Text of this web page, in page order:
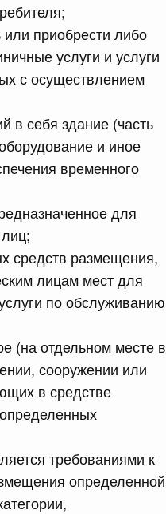
приобрести либо
услуги и услуги
с осуществлением
в себя здание (часть
и иное
временного
для
средств размещения,
лицам мест для
по обслуживанию
(на отдельном месте в
сооружении или
в средстве
требованиями к
определенной